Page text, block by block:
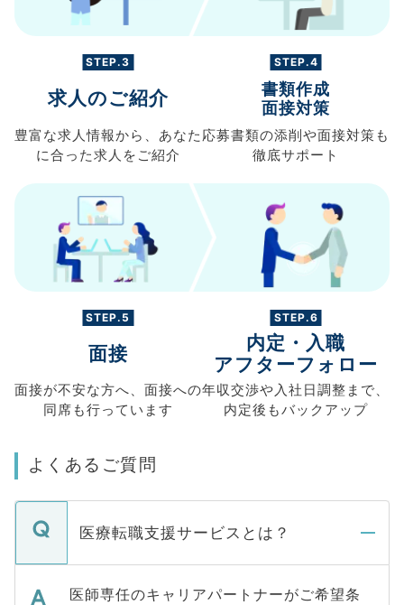
STEP.3
求人のご紹介
豊富な求人情報から、 あなた
に合った求人を ご紹介
STEP.4
書類作成
面接対策
応募書類の添削や面接対策も
徹底サポート
STEP.5
面接
面接が不安な方へ、 面接への
同席も行っています
STEP.6
内定・入職
アフターフォロー
年収交渉や入社日調整まで、
内定後もバックアップ
よくあるご質問
医療転職支援サービスとは？
医師専任のキャリアパートナーがご希望条